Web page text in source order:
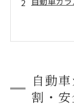
自動車ガ
自動
割・